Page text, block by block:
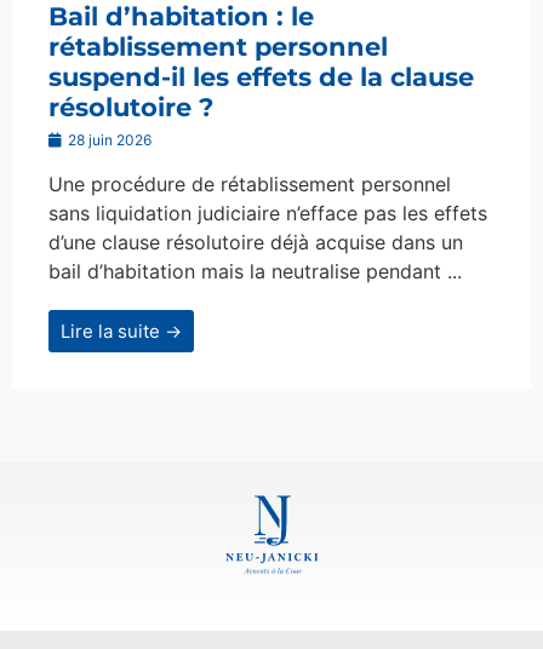
Bail d’habitation : le
rétablissement personnel
suspend-il les effets de la clause
résolutoire ?
28 juin 2026
Une procédure de rétablissement personnel
sans liquidation judiciaire n’efface pas les effets
d’une clause résolutoire déjà acquise dans un
bail d’habitation mais la neutralise pendant ...
Lire la suite →